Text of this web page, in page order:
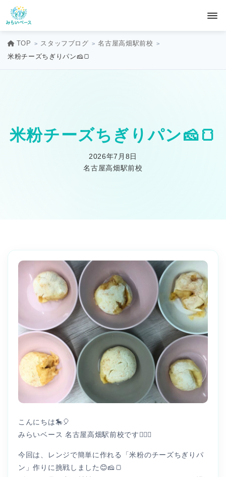
TOP スタッフブログ
名古屋高畑駅前校
米粉チーズちぎりパン🧀🍞
米粉チーズちぎりパン🧀🍞
2026年7月8日
名古屋高畑駅前校
こんにちは🎠🎈
みらいベース 名古屋高畑駅前校です👩🏻‍⚕️
今回は、レンジで簡単に作れる「米粉のチーズちぎりパ
ン」作りに挑戦しました😊🧀🍞